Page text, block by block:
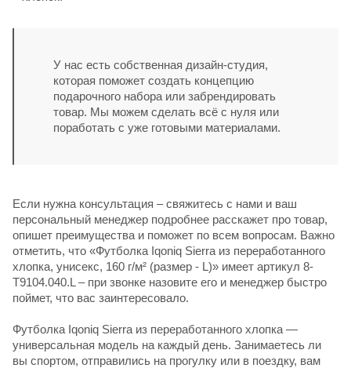
У нас есть собственная дизайн-студия,
которая поможет создать концепцию
подарочного набора или забрендировать
товар. Мы можем сделать всё с нуля или
поработать с уже готовыми материалами.
Если нужна консультация – свяжитесь с нами и ваш
персональный менеджер подробнее расскажет про товар,
опишет преимущества и поможет по всем вопросам. Важно
отметить, что «Футболка Iqoniq Sierra из переработанного
хлопка, унисекс, 160 г/м² (размер - L)» имеет артикул 8-
T9104.040.L – при звонке назовите его и менеджер быстро
поймет, что вас заинтересовало.
Футболка Iqoniq Sierra из переработанного хлопка —
универсальная модель на каждый день. Занимаетесь ли
вы спортом, отправились на прогулку или в поездку, вам